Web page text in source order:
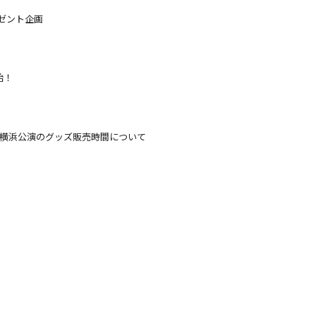
ント企画
浜公演のグッズ販売時間について